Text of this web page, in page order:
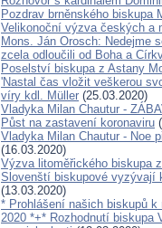
Pozdrav brněnského biskupa
Velikonoční výzva českých a
Mons. Ján Orosch: Nedejme
zcela odloučili od Boha a
Poselství biskupa z Astany
'Nastal čas vložit veškerou
víry kdl. Müller (25.03.2020)
Vladyka Milan Chautur -
Půst na zastavení koronaviru
Vladyka Milan Chautur - Noe
(16.03.2020)
Výzva litoměřického biskupa
Slovenští biskupové vyzývají
(13.03.2020)
* Prohlášení našich biskupů
2020 *+* Rozhodnutí biskupa